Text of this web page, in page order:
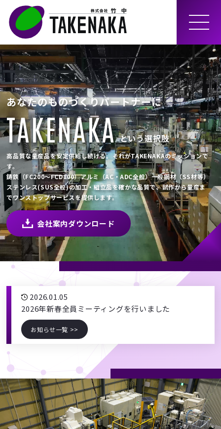
MEN
あなたのものづくりパートナーに
TAKENAKAという選択肢
高品質な量産品を安定供給し続ける。それがTAKENAKAのミッションで
す。
鋳鉄（FC200～FCD800）アルミ（AC・ADC全般）一般鋼材（SS材等）
ステンレス(SUS全般)の加工・組立品を確かな品質で、試作から量産ま
でワンストップサービスを提供します。
会社案内ダウンロード
2026.01.05
2026年新春全員ミーティングを行いました
お知らせ一覧 >>